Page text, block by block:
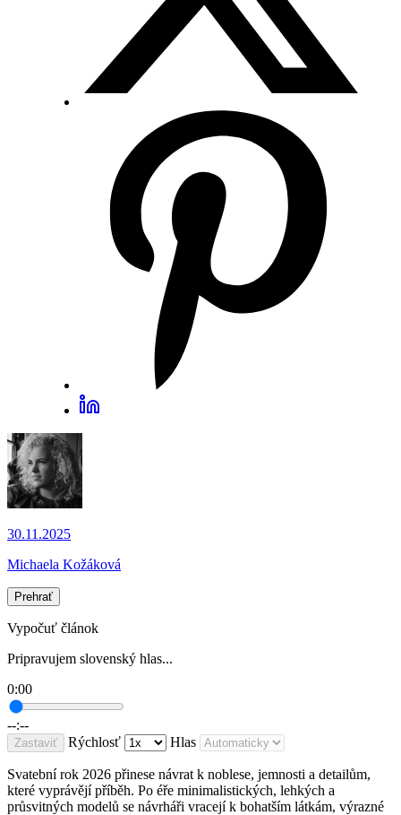
30.11.2025
Michaela Kožáková
Prehrať
Vypočuť článok
Pripravujem slovenský hlas...
0:00
--:--
Zastaviť Rýchlosť Hlas
Svatební rok 2026 přinese návrat k noblese, jemnosti a detailům,
které vyprávějí příběh. Po éře minimalistických, lehkých a
průsvitných modelů se návrháři vracejí k bohatším látkám, výrazné